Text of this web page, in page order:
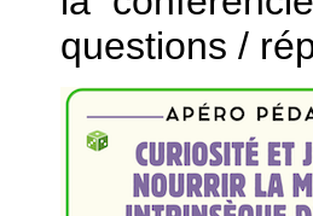
questions /